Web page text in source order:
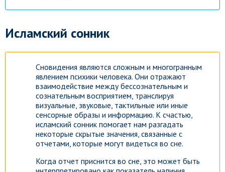
Исламский сонник
Сновидения являются сложным и многогранным
явлением психики человека. Они отражают
взаимодействие между бессознательным и
сознательным восприятием, транслируя
визуальные, звуковые, тактильные или иные
сенсорные образы и информацию. К счастью,
исламский сонник помогает нам разгадать
некоторые скрытые значения, связанные с
отчетами, которые могут видеться во сне.
Когда отчет приснится во сне, это может быть